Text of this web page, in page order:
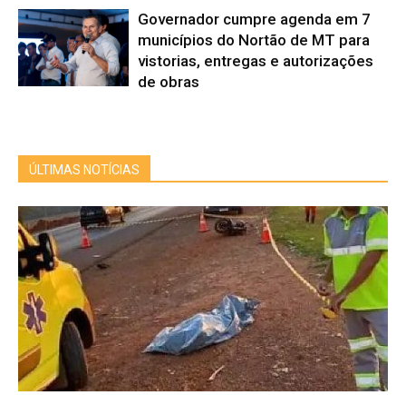
Governador cumpre agenda em 7
municípios do Nortão de MT para
vistorias, entregas e autorizações
de obras
ÚLTIMAS NOTÍCIAS